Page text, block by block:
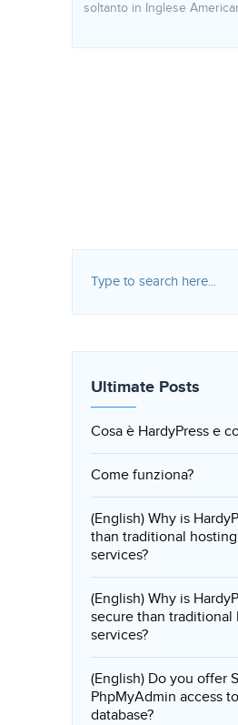
soltanto in Inglese
Ultimate Posts
Cosa è HardyPress e
Come funziona?
(English) Why is
than traditional
services?
(English) Why is
secure than traditional
services?
(English) Do you offer
PhpMyAdmin access
database?